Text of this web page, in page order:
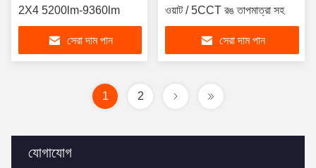
যোগাযোগ
2X4 5200lm-9360lm
সেরা দাম পান
ওয়াট / 5CCT রঙ তাপমাত্রা সহ
সেরা দাম পান
1 2